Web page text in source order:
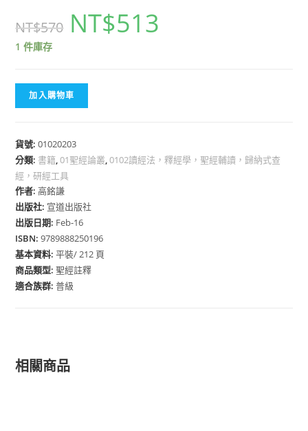
NT$570 NT$513
1 件庫存
加入購物車
貨號:01020203
分類: 書籍,01聖經論叢,0102讀經法，釋經學，聖經輔讀，歸納式查
經，研經工具
作者:高銘謙
出版社: 宣道出版社
出版日期: Feb-16
ISBN:9789888250196
基本資料:平裝/ 212 頁
商品類型:聖經註釋
適合族群:普級
相關商品